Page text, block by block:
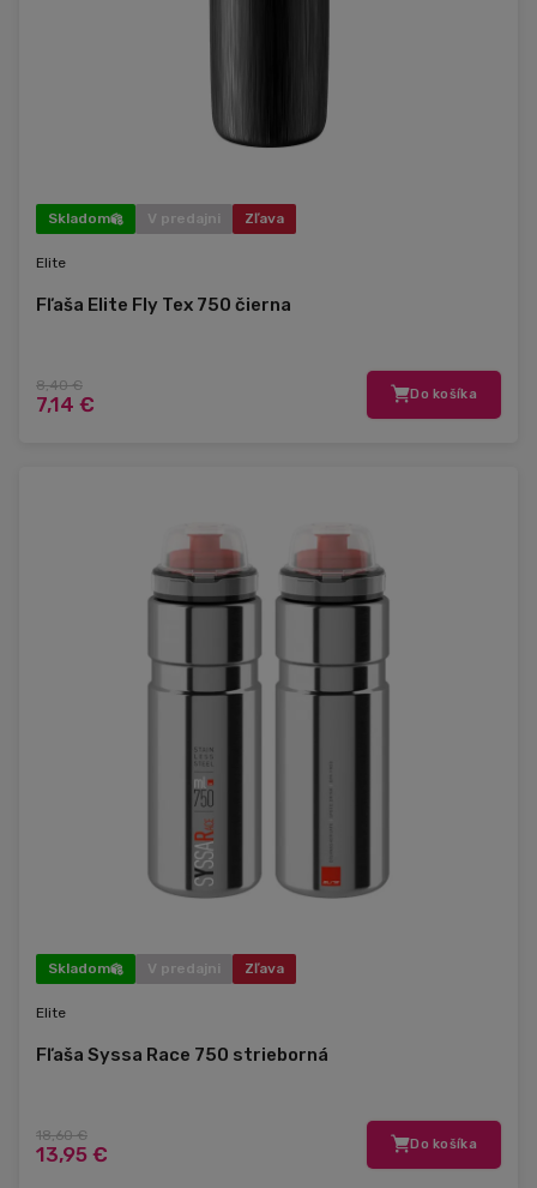
Skladom V predajni Zľava
Elite
Fľaša Elite Fly Tex 750 čierna
8,40 €
7,14 € Do košíka
Skladom V predajni Zľava
Elite
Fľaša Syssa Race 750 strieborná
18,60 €
13,95 € Do košíka